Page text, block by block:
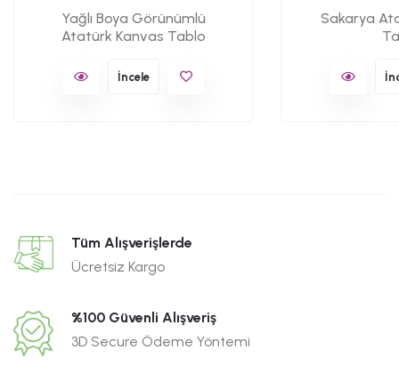
Yağlı Boya Görünümlü
Atatürk Kanvas Tablo
İncele
Sakarya
Tüm Alışverişlerde
Ücretsiz Kargo
%100 Güvenli Alışveriş
3D Secure Ödeme Yöntemi